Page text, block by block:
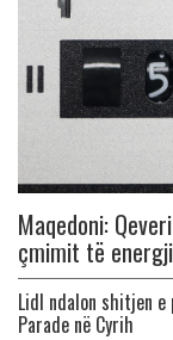
Maqedoni:
çmimit të
Lidl ndalon shitjen
Parade në Cyrih